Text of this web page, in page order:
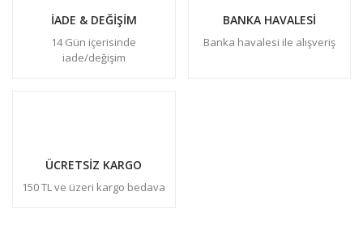
İADE & DEĞİŞİM
14 Gün içerisinde
iade/değişim
BANKA HAVALESİ
Banka havalesi ile alışveriş
ÜCRETSİZ KARGO
150 TL ve üzeri kargo bedava